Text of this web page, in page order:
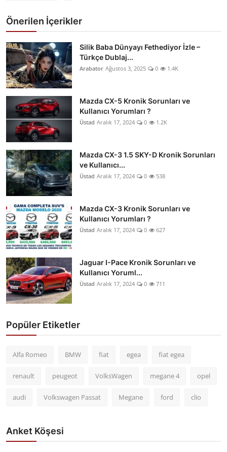
Önerilen İçerikler
Silik Baba Dünyayı Fethediyor İzle –
Türkçe Dublaj...
Arabator Ağustos 3, 2025 0 1.4K
Mazda CX-5 Kronik Sorunları ve
Kullanıcı Yorumları ?
Üstad Aralık 17, 2024 0 1.2K
Mazda CX-3 1.5 SKY-D Kronik Sorunları
ve Kullanıcı...
Üstad Aralık 17, 2024 0 538
Mazda CX-3 Kronik Sorunları ve
Kullanıcı Yorumları ?
Üstad Aralık 17, 2024 0 627
Jaguar I-Pace Kronik Sorunları ve
Kullanıcı Yoruml...
Üstad Aralık 17, 2024 0 711
Popüler Etiketler
Alfa Romeo BMW fiat egea fiat egea
renault peugeot VolksWagen megane 4 opel
audi Volkswagen Passat Megane ford clio
Anket Köşesi